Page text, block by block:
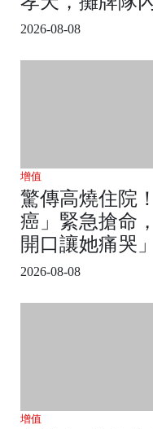
2026-08-08
增值
驚傳高燒住院
癌」緊急搶命
開口讓她痛哭」
2026-08-08
增值